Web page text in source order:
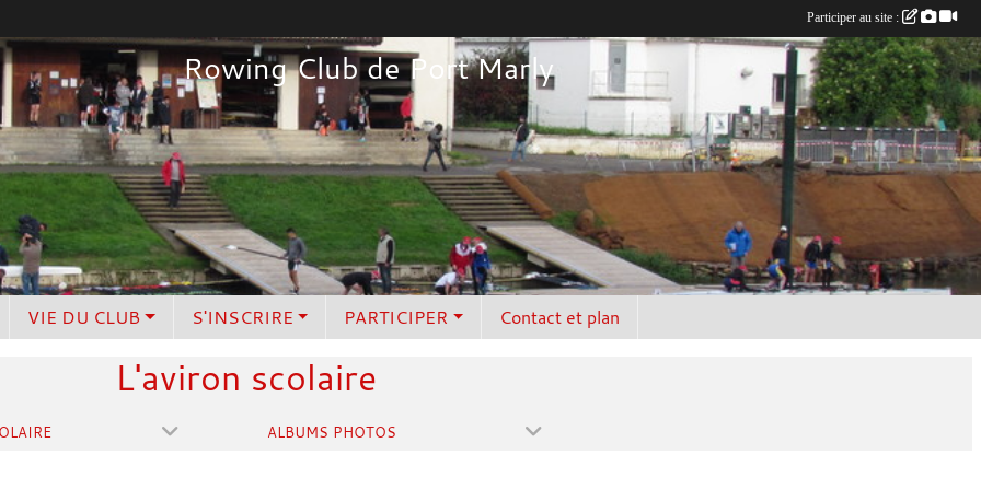
Rowing Club de Port Marly
VIE DU CLUB S'INSCRIRE PARTICIPER Contact et plan
L'aviron scolaire
ALBUMS PHOTOS
Participer au site :